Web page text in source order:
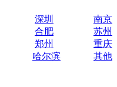
深圳
南京
合肥
苏州
郑州
重庆
哈尔滨
其他